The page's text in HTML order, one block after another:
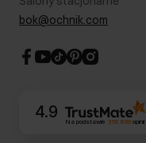
Blog
Dla akcjonariuszy
CSR
bok@ochnik.com
4.9
Na podstawie 356 869opinii